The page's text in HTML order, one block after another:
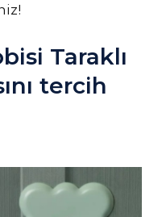
Taraklı
tercih